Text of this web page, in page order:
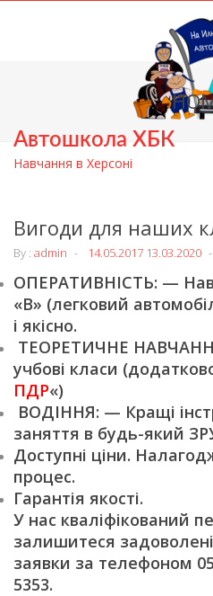
Автошкола ХБК
Навчання в Херсоні
Вигоди для наших
By : admin 14.05.2017 13.03.2020
ОПЕРАТИВНІСТЬ: —
«В» (легковий
і якісно.
ТЕОРЕТИЧНЕ
учбові класи
ПДР«)
ВОДІННЯ: — Кращі
заняття в будь-який
Доступні ціни.
процес.
Гарантія якості.
У нас кваліфікований
залишитеся
заявки за телефоном
5353.